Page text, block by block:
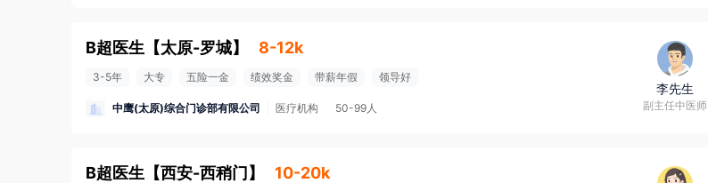
B超医生 【太原-罗城】 8-12k
3-5年 大专 五险一金 绩效奖金 带薪年假 领导好
中鹰(太原)综合门诊部有限公司 医疗机构 50-99人
李先生
副主任中医师
B超医生 【西安-西稍门 】 10-20k